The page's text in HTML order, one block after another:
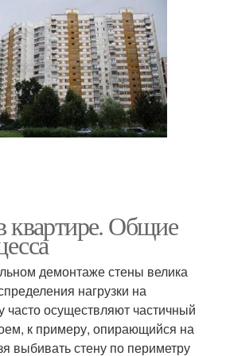
квартире. Общие
демонтаже стены велика
нагрузки на
часто осуществляют частичный
к примеру, опирающийся на
выбивать стену по периметру